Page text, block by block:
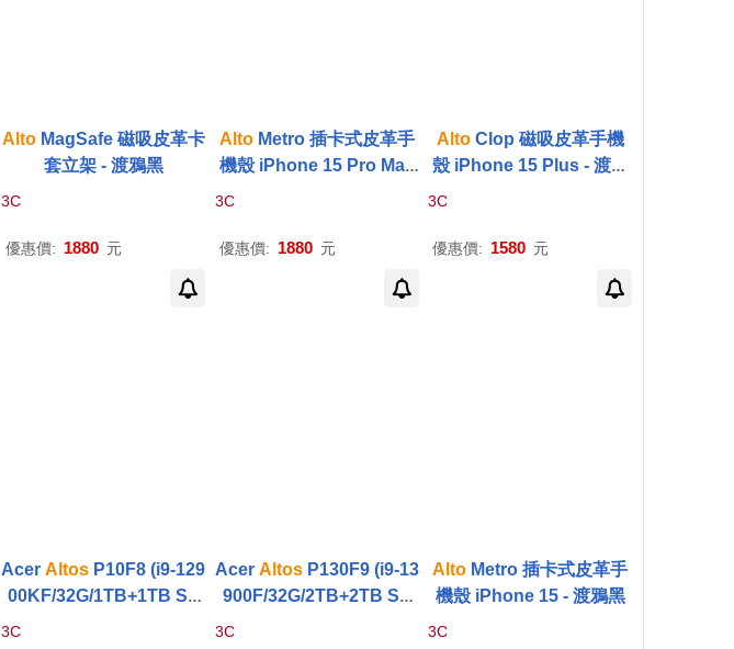
AltoMagSafe 磁吸皮革卡
套立架 - 渡鴉黑
3C
優惠價: 1880 元
AltoMetro 插卡式皮革手
機殼 iPhone 15 Pro Max
3C
優惠價: 1880 元
AltoClop 磁吸皮革手機
殼 iPhone 15 Plus - 渡鴉
3C
優惠價: 1580 元
AcerAltos P10F8 (i9-129
00KF/32G/1TB+1TB SS
D/RTX4060Ti-8G/W11P)
3C
Acer AltosP130F9 (i9-13
900F/32G/2TB+2TB SS
D/RTX4060Ti-8G/W11P)
3C
Alto Metro 插卡式皮革手
機殼 iPhone 15 - 渡鴉黑
3C